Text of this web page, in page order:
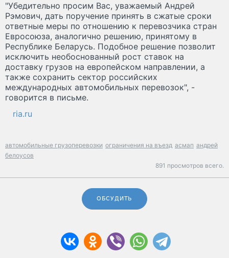
"Убедительно просим Вас, уважаемый Андрей
Рэмович, дать поручение принять в сжатые сроки
ответные меры по отношению к перевозчика стран
Евросоюза, аналогично решению, принятому в
Республике Беларусь. Подобное решение позволит
исключить необоснованный рост ставок на
доставку грузов на европейском направлении, а
также сохранить сектор российских
международных автомобильных перевозок", -
говорится в письме.
ria.ru
автомобильные грузоперевозки ограничения на въезд асмап андрей
белоусов
891 просмотров всего.
ОБСУДИТЬ